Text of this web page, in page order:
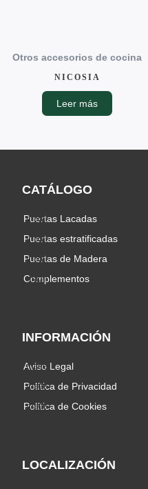
Otros accesorios de cocina
NICOSIA
Leer más
CATÁLOGO
Puertas Lacadas
Puertas estratificadas
Puertas de Madera
Complementos
INFORMACIÓN
Aviso Legal
Política de Privacidad
Política de Cookies
LOCALIZACIÓN